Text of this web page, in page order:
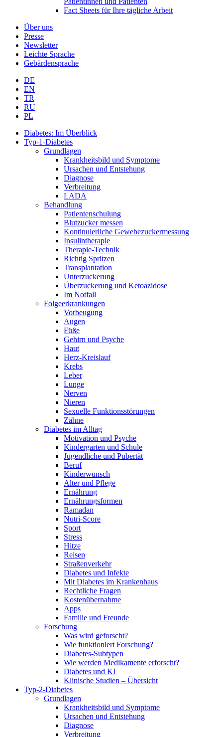
Fact Sheets für Ihre tägliche Arbeit
Über uns
Presse
Newsletter
Leichte Sprache
Gebärdensprache
DE
EN
TR
RU
PL
Diabetes: Im Überblick
Typ-1-Diabetes
Grundlagen
Krankheitsbild und Symptome
Ursachen und Entstehung
Diagnose
Verbreitung
LADA
Behandlung
Patientenschulung
Blutzucker messen
Kontinuierliche Gewebezuckermessung
Insulintherapie
Therapie-Technik
Richtig Spritzen
Transplantation
Unterzuckerung
Überzuckerung und Ketoazidose
Im Notfall
Folgeerkrankungen
Vorbeugung
Augen
Füße
Gehirn und Psyche
Haut
Herz-Kreislauf
Krebs
Leber
Lunge
Nerven
Nieren
Sexuelle Funktionsstörungen
Zähne
Diabetes im Alltag
Motivation und Psyche
Kindergarten und Schule
Jugendliche und Pubertät
Beruf
Kinderwunsch
Alter und Pflege
Ernährung
Ernährungsformen
Ramadan
Nutri-Score
Sport
Stress
Hitze
Reisen
Straßenverkehr
Diabetes und Infekte
Mit Diabetes im Krankenhaus
Rechtliche Fragen
Kostenübernahme
Apps
Familie und Freunde
Forschung
Was wird geforscht?
Wie funktioniert Forschung?
Diabetes-Subtypen
Wie werden Medikamente erforscht?
Diabetes und KI
Klinische Studien – Übersicht
Typ-2-Diabetes
Grundlagen
Krankheitsbild und Symptome
Ursachen und Entstehung
Diagnose
Verbreitung